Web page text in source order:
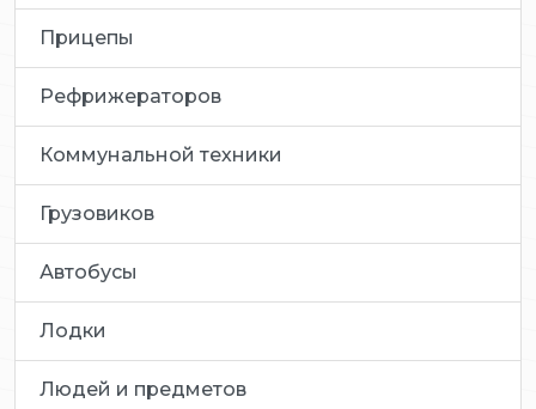
Прицепы
Рефрижераторов
Коммунальной техники
Грузовиков
Автобусы
Лодки
Людей и предметов